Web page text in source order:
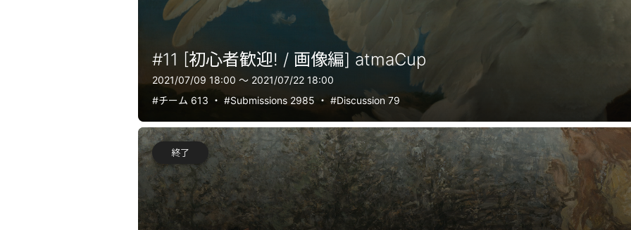
#11 [初心者歓迎! / 画像編] atmaCup
2021/07/09 18:00 〜 2021/07/22 18:00
#チーム 613 ・ #Submissions 2985 ・ #Discussion 79
終了